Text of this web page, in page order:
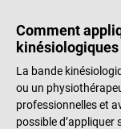
Comment
kinésiologiques
La bande
ou un
professionnelles et
possible d’appliquer